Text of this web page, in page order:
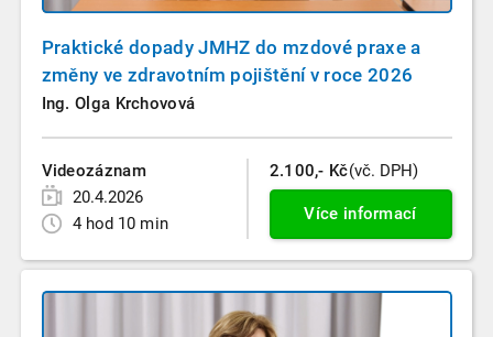
Praktické dopady JMHZ do mzdové praxe a
změny ve zdravotním pojištění v roce 2026
Ing. Olga Krchovová
Videozáznam
20.4.2026
4 hod 10 min
2.100,- Kč(vč. DPH)
Více informací